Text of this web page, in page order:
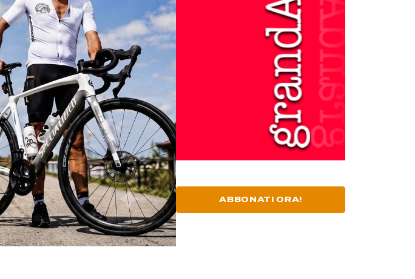
ABBONATI ORA!